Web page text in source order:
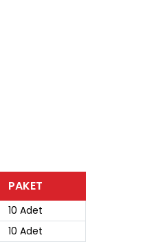
PAKET
10 Adet
10 Adet